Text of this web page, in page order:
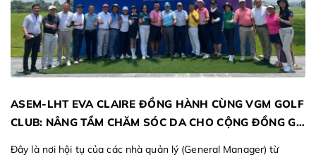
ASEM-LHT EVA CLAIRE ĐỒNG HÀNH CÙNG VGM GOLF
CLUB: NÂNG TẦM CHĂM SÓC DA CHO CỘNG ĐỒNG GM
Đây là nơi hội tụ của các nhà quản lý (General Manager) từ